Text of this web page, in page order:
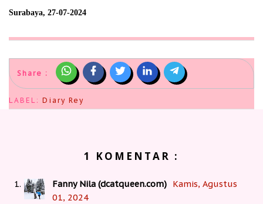
Surabaya, 27-07-2024
Share :
LABEL: Diary Rey
1 KOMENTAR :
Fanny Nila (dcatqueen.com) Kamis, Agustus
01, 2024